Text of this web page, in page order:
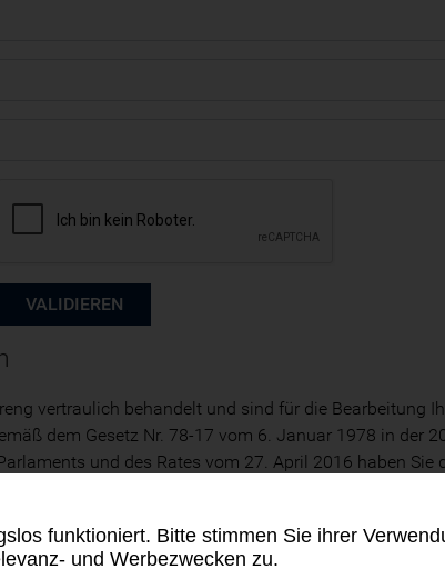
vertraulich behandelt und sind für die Bearbeitung
dem Gesetz Nr. 78-17 vom 6. Januar 1978 in der
und des Rates vom 27. April 2016 haben
funktioniert. Bitte stimmen Sie ihrer
und Werbezwecken zu.